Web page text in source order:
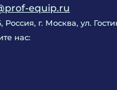
equip.ru
Россия, г. Москва, ул.
нас: